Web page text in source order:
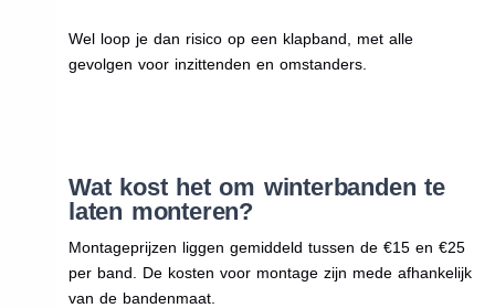
Wel loop je dan risico op een klapband, met alle
gevolgen voor inzittenden en omstanders.
Wat kost het om winterbanden te
laten monteren?
Montageprijzen liggen gemiddeld tussen de €15 en €25
per band. De kosten voor montage zijn mede afhankelijk
van de bandenmaat.